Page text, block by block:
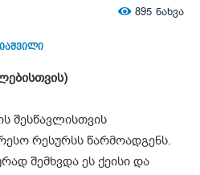
895 ნახვა
)
შესწავლისთვის
რესურსს წარმოადგენს.
შემხვდა ეს ქეისი და